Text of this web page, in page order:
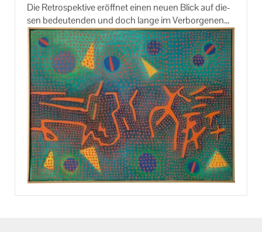
Die Re­tro­spek­ti­ve er­öff­net einen neuen Blick auf die­
sen be­deu­ten­den und doch lange im Ver­bor­ge­nen
ar­bei­ten­den Künst­ler. In einer Zeit, in der laute Ges­ten
oft vor­herr­schen, ent­fal­tet Butz’ Werk seine Wir­kung
in der Stil­le: prä­zi­se, zu­rück­ge­nom­men und zu­tiefst
ein­dring­lich. Aus­ge­hend von fein nu­an­cier­ten Na­tur­
stu­di­en und Zeich­nun­gen über die stil­le Kraft sei­ner
Ge­mäl­de hin zu Bild­ob­jek­ten und Klein­skulp­tu­ren
ent­stand sein Schaf­fen nicht im Ram­pen­licht, son­
dern im un­auf­dring­li­chen Dia­log mit Natur, Kör­per
und abs­trak­ten For­men.
An­mel­dung er­for­der­lich unter:
(0821) 3166 8822 oder info@keb-​augsburg.de